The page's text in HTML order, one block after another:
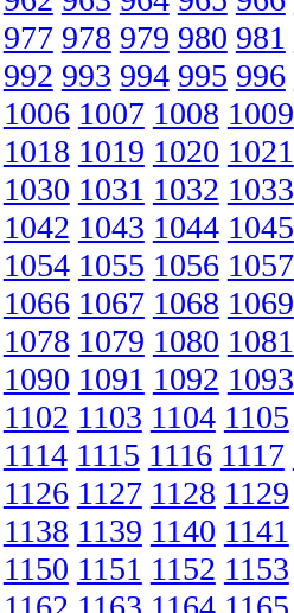
977 978 979 980 981
992 993 994 995 996
1006 1007 1008 1009
1018 1019 1020 1021
1030 1031 1032 1033
1042 1043 1044 1045
1054 1055 1056 1057
1066 1067 1068 1069
1078 1079 1080 1081
1090 1091 1092 1093
1102 1103 1104 1105
1114 1115 1116 1117
1126 1127 1128 1129
1138 1139 1140 1141
1150 1151 1152 1153